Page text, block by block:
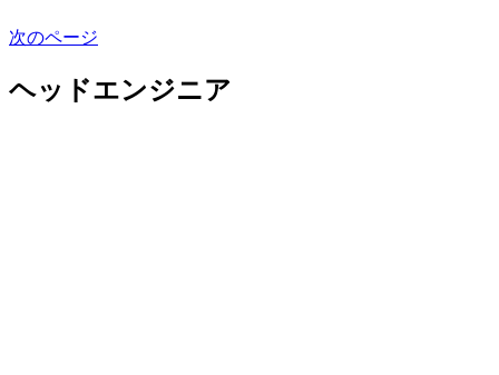
次のページ
ヘッドエンジニア